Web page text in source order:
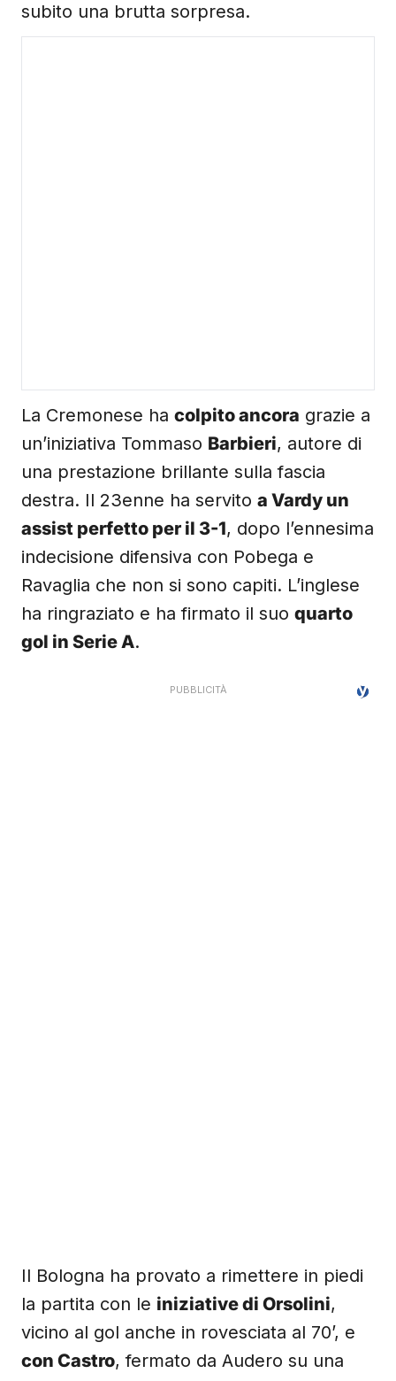
subito una brutta sorpresa.
La Cremonese ha colpito ancora grazie a
un’iniziativa Tommaso Barbieri, autore di
una prestazione brillante sulla fascia
destra. Il 23enne ha servito a Vardy un
assist perfetto per il 3-1, dopo l’ennesima
indecisione difensiva con Pobega e
Ravaglia che non si sono capiti. L’inglese
ha ringraziato e ha firmato il suo quarto
gol in Serie A.
Il Bologna ha provato a rimettere in piedi
la partita con le iniziative di Orsolini,
vicino al gol anche in rovesciata al 70’, e
con Castro, fermato da Audero su una